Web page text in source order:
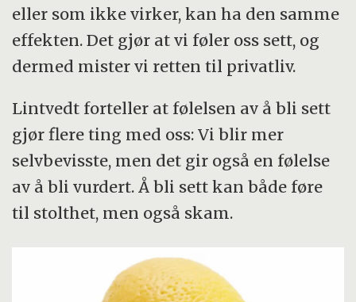
eller som ikke virker, kan ha den samme
effekten. Det gjør at vi føler oss sett, og
dermed mister vi retten til privatliv.
Lintvedt forteller at følelsen av å bli sett
gjør flere ting med oss: Vi blir mer
selvbevisste, men det gir også en følelse
av å bli vurdert. Å bli sett kan både føre
til stolthet, men også skam.